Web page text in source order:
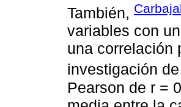
También,
variables con
una correlación
investigación de
Pearson de r =